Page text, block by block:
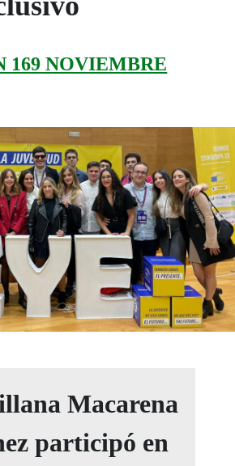
169 NOVIEMBRE
Macarena
participó en